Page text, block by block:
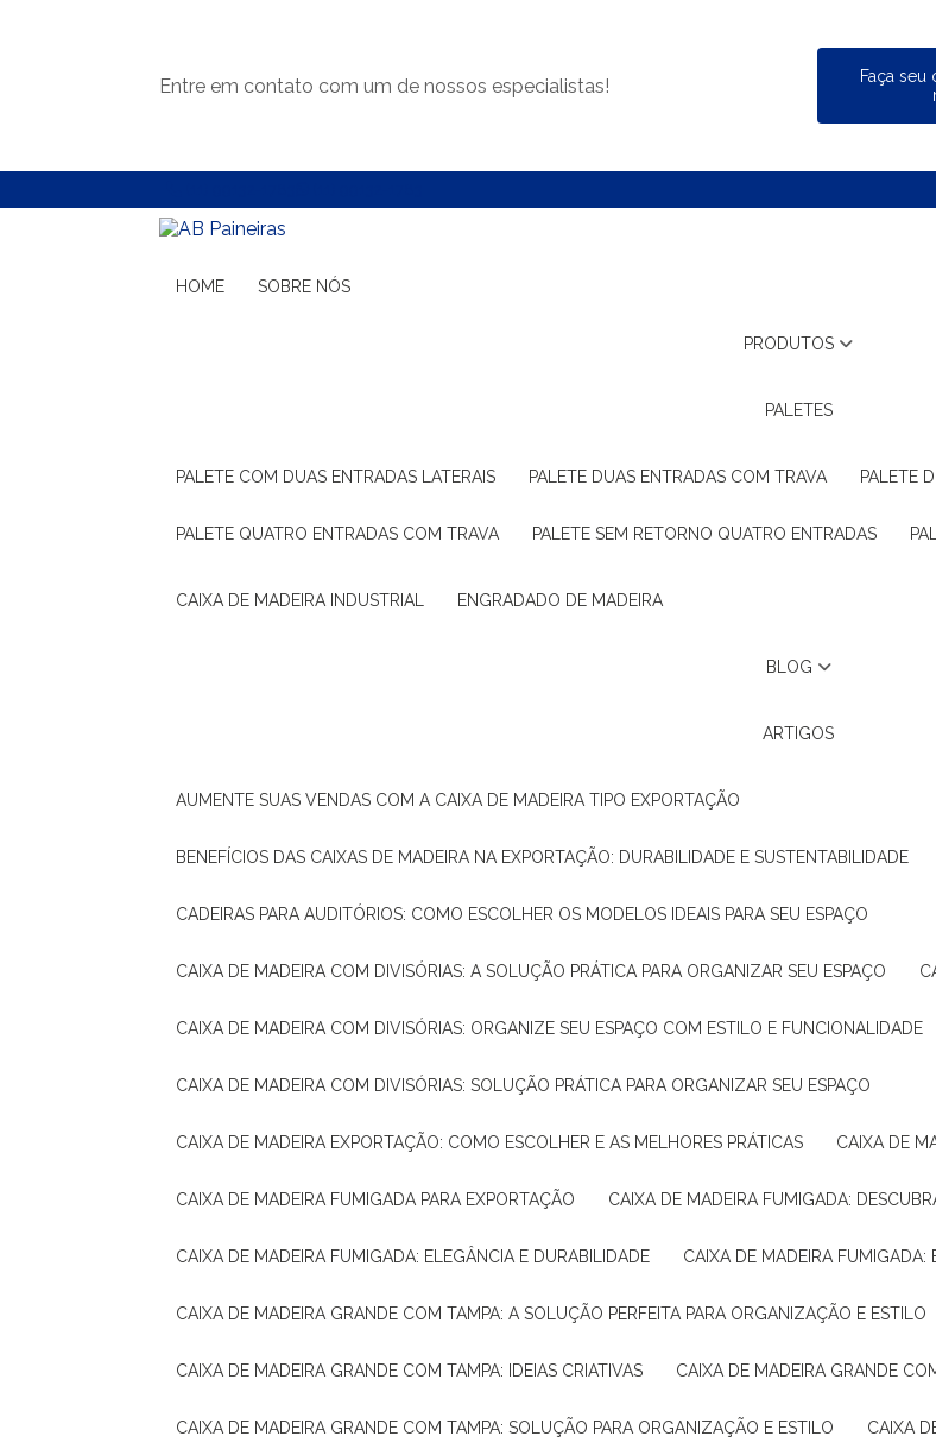
Entre em contato com um de nossos especialistas!
Faça seu
HOME SOBRE NÓS
PRODUTOS
PALETES
PALETE COM DUAS ENTRADAS LATERAIS PALETE DUAS ENTRADAS COM TRAVA PALETE
PALETE QUATRO ENTRADAS COM TRAVA PALETE SEM RETORNO QUATRO ENTRADAS
CAIXA DE MADEIRA INDUSTRIAL ENGRADADO DE MADEIRA
BLOG
ARTIGOS
AUMENTE SUAS VENDAS COM A CAIXA DE MADEIRA TIPO EXPORTAÇÃO
BENEFÍCIOS DAS CAIXAS DE MADEIRA NA EXPORTAÇÃO: DURABILIDADE E SUSTENTABILIDADE
CADEIRAS PARA AUDITÓRIOS: COMO ESCOLHER OS MODELOS IDEAIS PARA SEU ESPAÇO
CAIXA DE MADEIRA COM DIVISÓRIAS: A SOLUÇÃO PRÁTICA PARA ORGANIZAR SEU ESPAÇO
CAIXA DE MADEIRA COM DIVISÓRIAS: ORGANIZE SEU ESPAÇO COM ESTILO E FUNCIONALIDADE
CAIXA DE MADEIRA COM DIVISÓRIAS: SOLUÇÃO PRÁTICA PARA ORGANIZAR SEU ESPAÇO
CAIXA DE MADEIRA EXPORTAÇÃO: COMO ESCOLHER E AS MELHORES PRÁTICAS CAIXA DE
CAIXA DE MADEIRA FUMIGADA PARA EXPORTAÇÃO CAIXA DE MADEIRA FUMIGADA:
CAIXA DE MADEIRA FUMIGADA: ELEGÂNCIA E DURABILIDADE CAIXA DE MADEIRA
CAIXA DE MADEIRA GRANDE COM TAMPA: A SOLUÇÃO PERFEITA PARA ORGANIZAÇÃO E ESTILO
CAIXA DE MADEIRA GRANDE COM TAMPA: IDEIAS CRIATIVAS CAIXA DE MADEIRA GRANDE
CAIXA DE MADEIRA GRANDE COM TAMPA: SOLUÇÃO PARA ORGANIZAÇÃO E ESTILO CAIXA